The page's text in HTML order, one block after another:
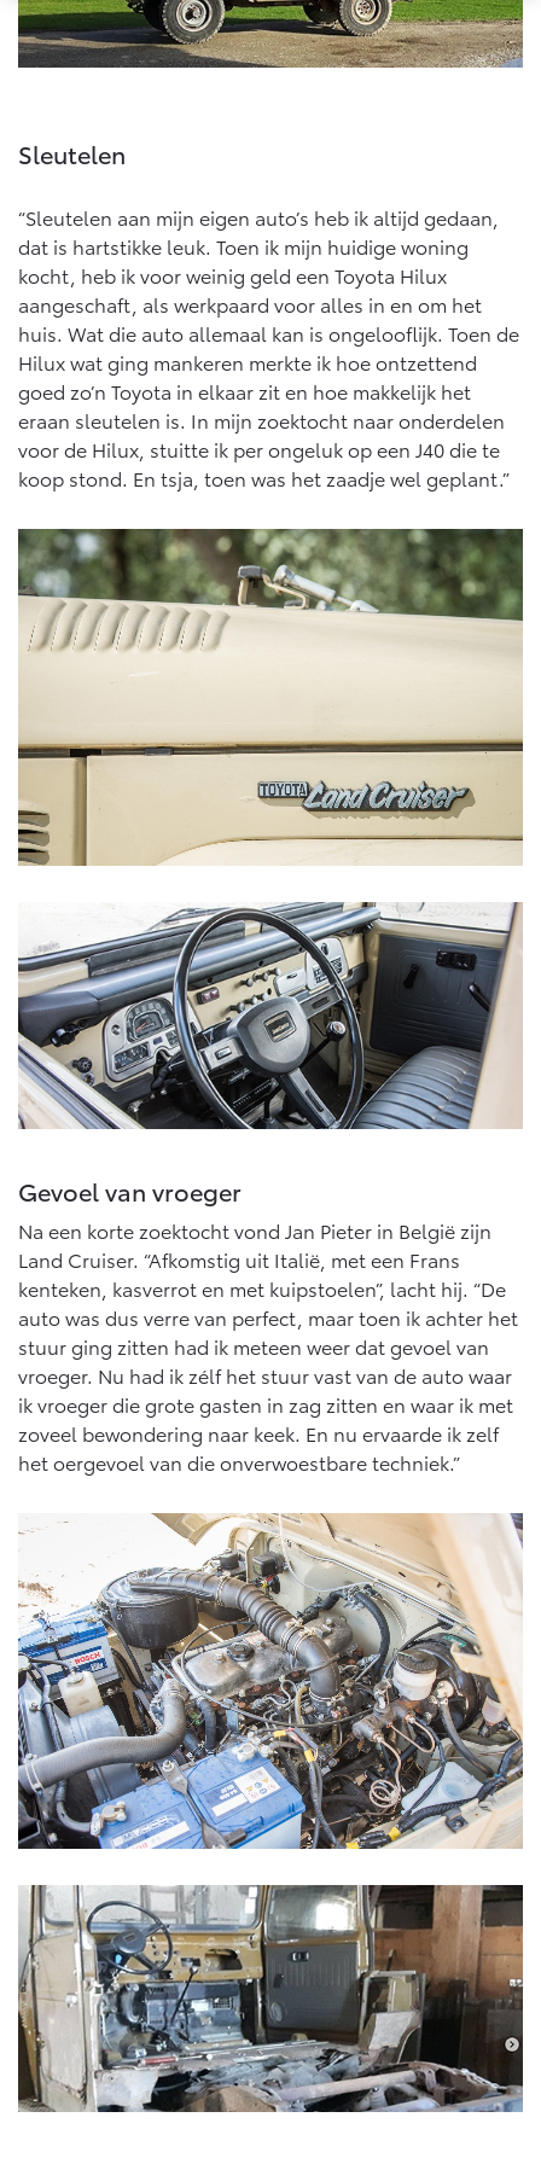
bZ4X
bZ4X Touring
Vanaf € 48.995,-
Mirai
WATERSTOF-ELEKTRISCH
Vanaf € 76.695,-
Proace City (excl. BTW)
OOK ALS BATTERIJ-
ELEKTRISCH
Vanaf € 27.945,-
Proace (excl. BTW)
OOK ALS BATTERIJ-
ELEKTRISCH
Vanaf € 37.500,- Vanaf € 55.950,-
Proace Max (excl. BTW)
OOK ALS BATTERIJ-
ELEKTRISCH
Vanaf € 46.301,-
Hilux (excl. BTW)
OOK ALS BATTERIJ-
ELEKTRISCH
Vanaf € 56.570,-
Land Cruiser (excl. BTW)
Vanaf € 89.986,-
Connected check
Navigatie updates
Sleutelen
“Sleutelen aan mijn eigen auto’s heb ik altijd gedaan,
dat is hartstikke leuk. Toen ik mijn huidige woning
kocht, heb ik voor weinig geld een Toyota Hilux
aangeschaft, als werkpaard voor alles in en om het
huis. Wat die auto allemaal kan is ongelooflijk. Toen de
Hilux wat ging mankeren merkte ik hoe ontzettend
goed zo’n Toyota in elkaar zit en hoe makkelijk het
eraan sleutelen is. In mijn zoektocht naar onderdelen
voor de Hilux, stuitte ik per ongeluk op een J40 die te
koop stond. En tsja, toen was het zaadje wel geplant.”
Gevoel van vroeger
Na een korte zoektocht vond Jan Pieter in België zijn
Land Cruiser. “Afkomstig uit Italië, met een Frans
kenteken, kasverrot en met kuipstoelen”, lacht hij. “De
auto was dus verre van perfect, maar toen ik achter het
stuur ging zitten had ik meteen weer dat gevoel van
vroeger. Nu had ik zélf het stuur vast van de auto waar
ik vroeger die grote gasten in zag zitten en waar ik met
zoveel bewondering naar keek. En nu ervaarde ik zelf
het oergevoel van die onverwoestbare techniek.”